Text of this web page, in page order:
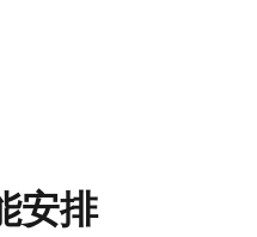
安排